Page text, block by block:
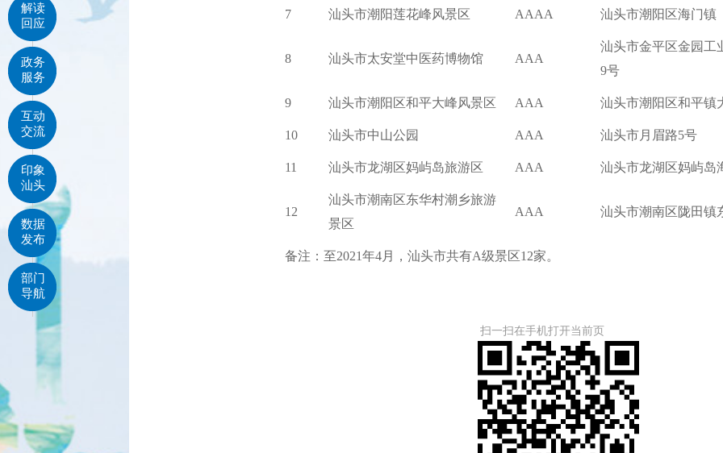
7 汕头市潮阳莲花峰风景区 AAAA 汕头市潮阳区海门镇
8 汕头市太安堂中医药博物馆 AAA
汕头市金平区金园工
9号
9 汕头市潮阳区和平大峰风景区 AAA 汕头市潮阳区和平镇
10 汕头市中山公园 AAA 汕头市月眉路5号
11 汕头市龙湖区妈屿岛旅游区 AAA 汕头市龙湖区妈屿岛
12
汕头市潮南区东华村潮乡旅游
景区
AAA 汕头市潮南区陇田镇
备注：至2021年4月，汕头市共有A级景区12家。
扫一扫在手机打开当前页
解读
回应
政务
服务
互动
交流
印象
汕头
数据
发布
部门
导航